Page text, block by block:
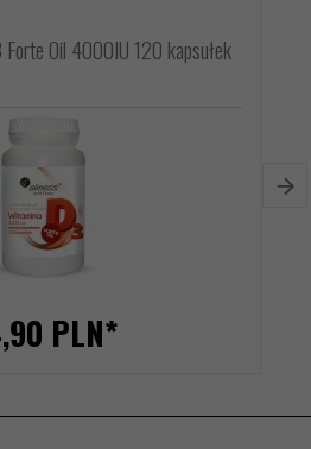
Oil 4000IU 120 kapsułek
90 PLN*